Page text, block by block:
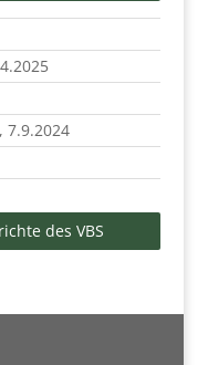
7.9.2024
des VBS